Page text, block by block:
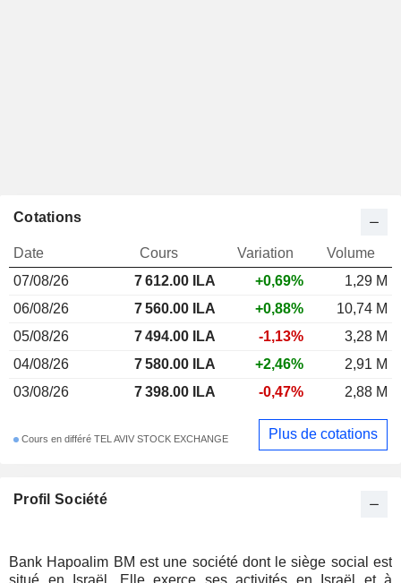
Profil Société
Bank Hapoalim BM est une société dont le siège social est
situé en Israël. Elle exerce ses activités en Israël et à
Cotations
Date Cours Variation
Volume
07/08/26
7 612.00 ILA +0,69%
1,29 M
06/08/26
7 560.00 ILA +0,88%
10,74 M
05/08/26
7 494.00 ILA -1,13%
3,28 M
04/08/26
7 580.00 ILA +2,46%
2,91 M
03/08/26
7 398.00 ILA -0,47% 2,88 M
Cours en différé TEL AVIV STOCK EXCHANGE Plus de cotations